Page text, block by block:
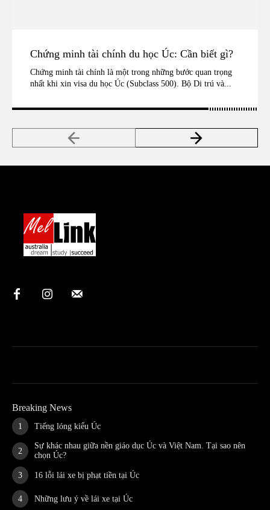
Chứng minh tài chính du học Úc: Cần biết gì?
Chứng minh tài chính là một trong những bước quan trọng
nhất khi xin visa du học Úc (Subclass 500). Bộ Di trú và...
Breaking News
Tiếng lóng kiểu Úc
Sự khác nhau giữa nền giáo dục Úc và Việt Nam. Tại sao nên
chọn Úc?
16 lỗi lái xe bị phạt tiền tại Úc
Những lưu ý về lái xe tại Úc